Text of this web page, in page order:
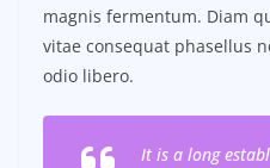
magnis fermentum. Diam
vitae consequat phasellus
odio libero.
It is a long